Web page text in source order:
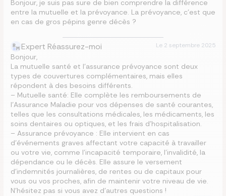
Bonjour, je suis pas sure de bien comprendre la différence
entre la mutuelle et la prévoyance. La prévoyance, c’est que
en cas de gros pépins genre décès ?
Expert Réassurez-moi Le 2 septembre 2025
Bonjour,
La mutuelle santé et l’assurance prévoyance sont deux
types de couvertures complémentaires, mais elles
répondent à des besoins différents.
– Mutuelle santé: Elle complète les remboursements de
l’Assurance Maladie pour vos dépenses de santé courantes,
telles que les consultations médicales, les médicaments, les
soins dentaires ou optiques, et les frais d’hospitalisation.
– Assurance prévoyance : Elle intervient en cas
d’événements graves affectant votre capacité à travailler
ou votre vie, comme l’incapacité temporaire, l’invalidité, la
dépendance ou le décès. Elle assure le versement
d’indemnités journalières, de rentes ou de capitaux pour
vous ou vos proches, afin de maintenir votre niveau de vie.
N’hésitez pas si vous avez d’autres questions !